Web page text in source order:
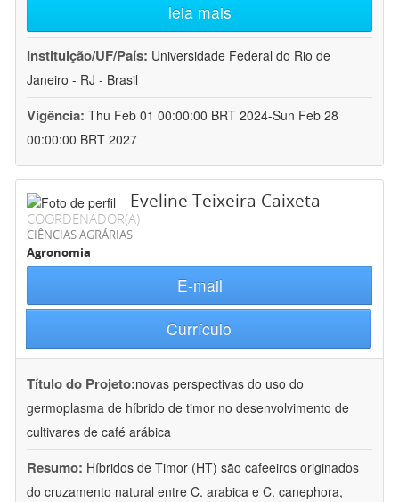
leia mais
Instituição/UF/País: Universidade Federal do Rio de
Janeiro - RJ - Brasil
Vigência: Thu Feb 01 00:00:00 BRT 2024-Sun Feb 28
00:00:00 BRT 2027
Eveline Teixeira Caixeta
COORDENADOR(A)
CIÊNCIAS AGRÁRIAS
Agronomia
E-mail
Currículo
Título do Projeto:novas perspectivas do uso do
germoplasma de híbrido de timor no desenvolvimento de
cultivares de café arábica
Resumo: Híbridos de Timor (HT) são cafeeiros originados
do cruzamento natural entre C. arabica e C. canephora,